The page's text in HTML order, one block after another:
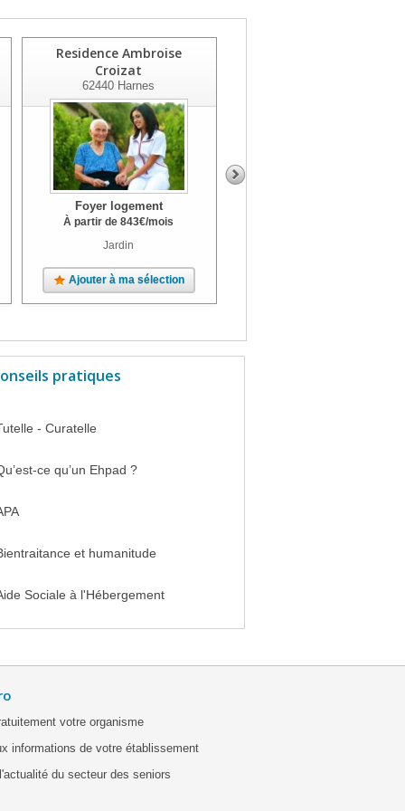
Residence Ambroise
Croizat
62440 Harnes
Foyer logement
À partir de843€/mois
Jardin
Ajouter à ma sélection
pratiques
- Curatelle
ce qu’un Ehpad ?
et humanitude
Sociale à l'Hébergement
votre organisme
informations de votre établissement
du secteur des seniors